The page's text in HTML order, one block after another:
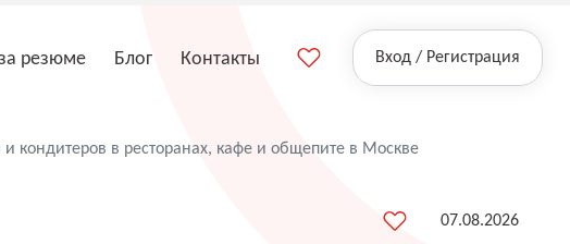
резюме Блог Контакты Вход / Регистрация
кондитеров в ресторанах, кафе и общепите в Москве
07.08.2026